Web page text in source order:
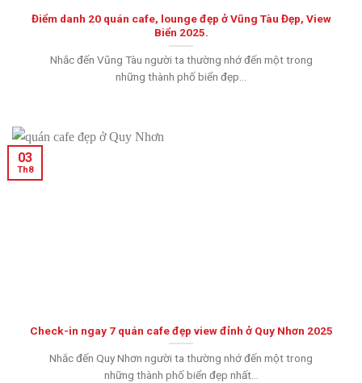
Điểm danh 20 quán cafe, lounge đẹp ở Vũng Tàu Đẹp, View
Biển 2025.
Nhắc đến Vũng Tàu người ta thường nhớ đến một trong
những thành phố biển đẹp...
Check-in ngay 7 quán cafe đẹp view đỉnh ở Quy Nhơn 2025
Nhắc đến Quy Nhơn người ta thường nhớ đến một trong
những thành phố biển đẹp nhất...
03
Th8